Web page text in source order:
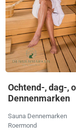
Ochtend-, dag-,
Dennenmarken
Sauna Dennemarken
Roermond